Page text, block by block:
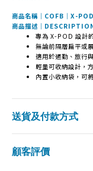
商品名稱｜COFB｜X-
商品描述｜
專為 X-POD 設計
無論前隔層扁平或
適用於通勤、旅行
輕量可收納設計，
內置小收納袋，可
送貨及付款方式
顧客評價